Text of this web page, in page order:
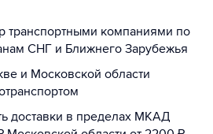
транспортными компаниями по
СНГ и Ближнего Зарубежья
и Московской области
доставки в пределах МКАД